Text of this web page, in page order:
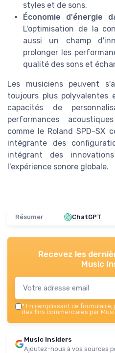
styles et de sons.
Économie d'énergie
L'optimisation de la
aussi un champ
prolonger les
qualité des sons et
Les musiciens peuvent
toujours plus polyvalentes
capacités de
performances
comme le Roland SPD-SX
intégrante des
intégrant des
l'expérience sonore globale.
Résumer ChatGPT
Recevez les
Music
* En remplissant ce formulaire,
des fins commerciales par
Music Insiders
Ajoutez-nous à vos sources